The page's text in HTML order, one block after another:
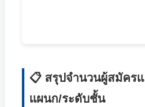
📋 สรุปจำนวนผู้สมัคร
แผนก/ระดับชั้น